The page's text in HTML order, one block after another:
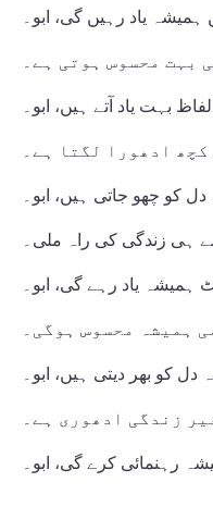
یاد رہیں گی، ابو۔
بہت محسوس ہوتی ہے۔
بہت یاد آتے ہیں، ابو۔
ادھورا لگتا ہے۔
کو چھو جاتی ہیں، ابو۔
ہی زندگی کی راہ ملی۔
یاد رہے گی، ابو۔
ہمیشہ محسوس ہوگی۔
کو بھر دیتی ہیں، ابو۔
زندگی ادھوری ہے۔
رہنمائی کرے گی، ابو۔